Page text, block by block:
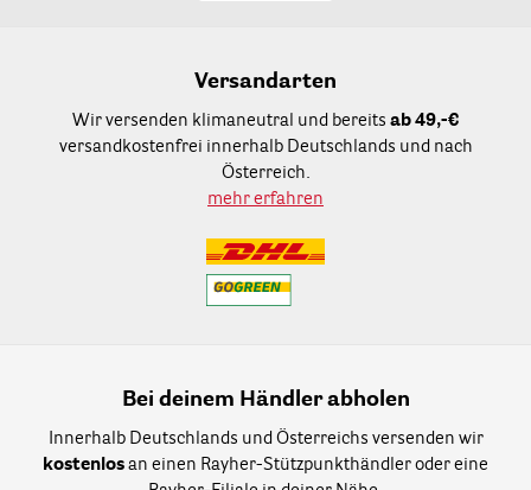
Versandarten
Wir versenden klimaneutral und bereits ab 49,-€
versandkostenfrei innerhalb Deutschlands und nach
Österreich.
mehr erfahren
Bei deinem Händler abholen
Innerhalb Deutschlands und Österreichs versenden wir
kostenlos an einen Rayher-Stützpunkthändler oder eine